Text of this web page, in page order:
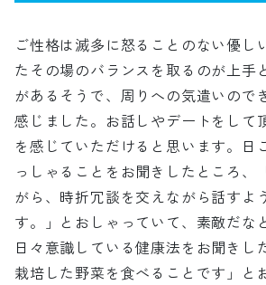
ご性格は滅多に怒ることのない優し
たその場のバランスを取るのが上手
があるそうで、周りへの気遣いので
感じました。お話しやデートをして
を感じていただけると思います。日
っしゃることをお聞きしたところ、
がら、時折冗談を交えながら話すよ
す。」とおしゃっていて、素敵だな
日々意識している健康法をお聞きし
栽培した野菜を食べることです」と